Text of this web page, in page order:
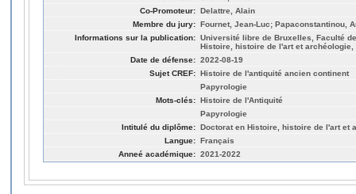
Co-Promoteur: Delattre, Alain
Membre du jury: Fournet, Jean-Luc; Papaconstantinou,
Informations sur la publication: Université libre de Bruxelles, Faculté
Histoire, histoire de l'art et
Date de défense: 2022-08-19
Sujet CREF: Histoire de l'antiquité ancien continent
Papyrologie
Mots-clés: Histoire de l'Antiquité
Papyrologie
Intitulé du diplôme: Doctorat en Histoire, histoire de l'art et
Langue: Français
Anneé académique: 2021-2022